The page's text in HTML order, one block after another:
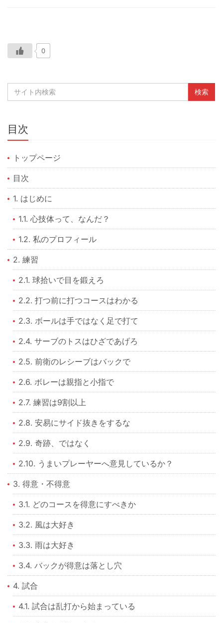
0
目次
トップページ
目次
1. はじめに
1.1. 心技体って、なんだ？
1.2. 私のプロフィール
2. 練習
2.1. 球拾いで目を鍛えろ
2.2. 打つ前に打つコースはわかる
2.3. ボールは手ではなく足で打て
2.4. サーブのトスはひざであげろ
2.5. 前衛のレシーブはバックで
2.6. ボレーは親指と小指で
2.7. 練習は9割以上
2.8. 安易にサイド抜きをするな
2.9. 奇跡、ではなく
2.10. うまいプレーヤーへ意見しているか？
3. 得意・不得意
3.1. どのコースを得意にすべきか
3.2. 風は大好き
3.3. 雨は大好き
3.4. バックが得意は落とし穴
4. 試合
4.1. 試合は乱打から始まっている